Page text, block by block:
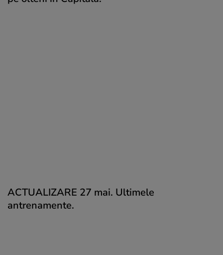
ACTUALIZARE 27 mai. Ultimele
antrenamente.